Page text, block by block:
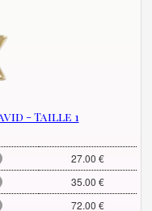
- Taille 1
27.00 €
35.00 €
72.00 €